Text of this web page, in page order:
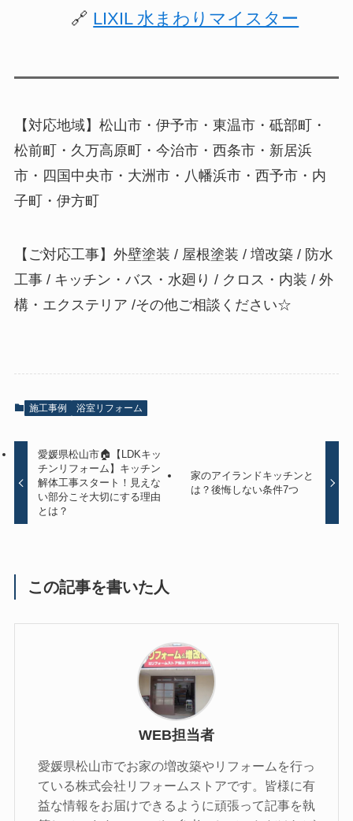
🔗 LIXIL 水まわりマイスター
【対応地域】松山市・伊予市・東温市・砥部町・
松前町・久万高原町・今治市・西条市・新居浜
市・四国中央市・大洲市・八幡浜市・西予市・内
子町・伊方町
【ご対応工事】外壁塗装 / 屋根塗装 / 増改築 / 防水
工事 / キッチン・バス・水廻り / クロス・内装 / 外
構・エクステリア /その他ご相談ください☆
施工事例 浴室リフォーム
愛媛県松山市🏠【LDKキッ
チンリフォーム】キッチン
解体工事スタート！見えな
い部分こそ大切にする理由
とは？
家のアイランドキッチンと
は？後悔しない条件7つ
この記事を書いた人
WEB担当者
愛媛県松山市でお家の増改築やリフォームを行っ
ている株式会社リフォームストアです。皆様に有
益な情報をお届けできるように頑張って記事を執